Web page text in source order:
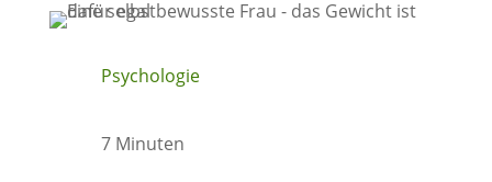
Psychologie
7 Minuten